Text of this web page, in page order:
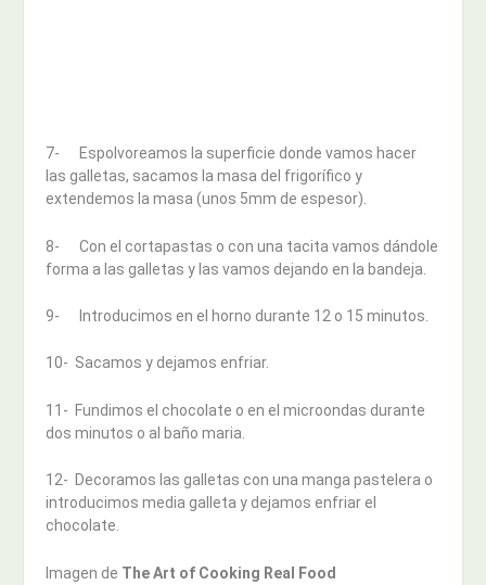
7- Espolvoreamos la superficie donde vamos hacer
las galletas, sacamos la masa del frigorífico y
extendemos la masa (unos 5mm de espesor).
8- Con el cortapastas o con una tacita vamos dándole
forma a las galletas y las vamos dejando en la bandeja.
9- Introducimos en el horno durante 12 o 15 minutos.
10- Sacamos y dejamos enfriar.
11- Fundimos el chocolate o en el microondas durante
dos minutos o al baño maria.
12- Decoramos las galletas con una manga pastelera o
introducimos media galleta y dejamos enfriar el
chocolate.
Imagen de The Art of Cooking Real Food